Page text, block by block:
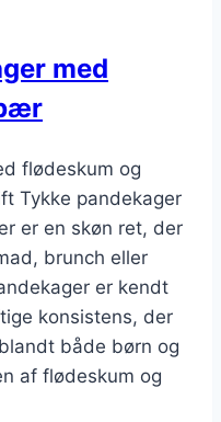
med
flødeskum og
Tykke pandekager
er en skøn ret, der
brunch eller
er kendt
konsistens, der
både børn og
af flødeskum og